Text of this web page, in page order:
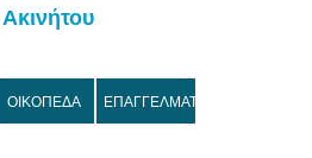
ΟΙΚΟΠΕΔΑ ΕΠΑΓΓΕΛΜΑΤΙΚΑ